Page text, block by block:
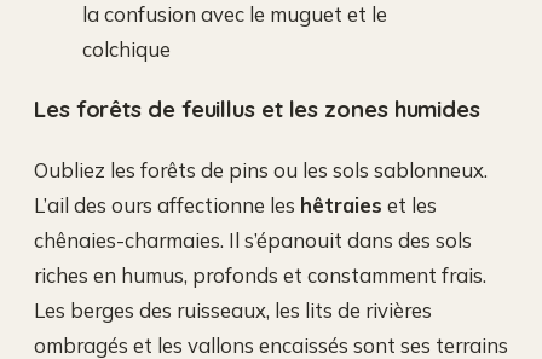
la confusion avec le muguet et le
colchique
Les forêts de feuillus et les zones humides
Oubliez les forêts de pins ou les sols sablonneux.
L’ail des ours affectionne les hêtraies et les
chênaies-charmaies. Il s’épanouit dans des sols
riches en humus, profonds et constamment frais.
Les berges des ruisseaux, les lits de rivières
ombragés et les vallons encaissés sont ses terrains